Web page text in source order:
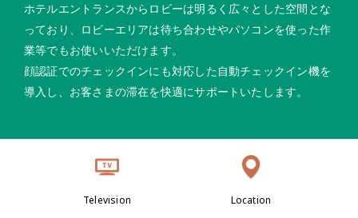
ホテルエントランスからロビーは明るく広々とした空間とな
っており、ロビーエリアは待ち合わせやパソコンを使った作
業等でもお使いいただけます。
顔認証でのチェックインにも対応した自動チェックイン機を
導入し、お客さまの滞在を快適にサポートいたします。
Television Location